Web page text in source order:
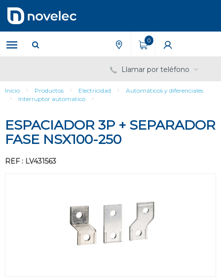
contenido
menú
de
navegación
0
Llamar por teléfono
Inicio Productos Electricidad
Automáticos y diferenciales
Interruptor automatico
ESPACIADOR 3P + SEPARADOR
FASE NSX100-250
REF : LV431563